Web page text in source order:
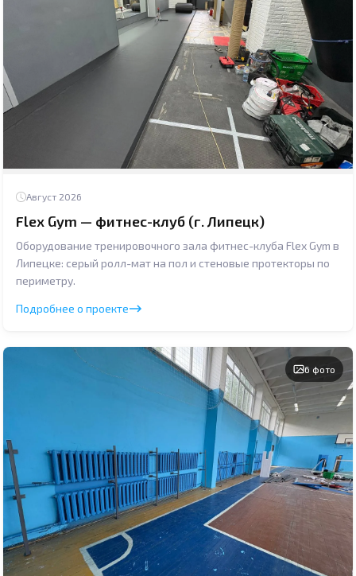
Август 2026
Flex Gym — фитнес-клуб (г. Липецк)
Оборудование тренировочного зала фитнес-клуба Flex Gym в
Липецке: серый ролл-мат на пол и стеновые протекторы по
периметру.
Подробнее о проекте
6 фото